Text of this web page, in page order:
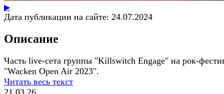
▶
Дата публикации на сайте: 24.07.2024
Описание
Часть live-сета группы "Killswitch Engage" на рок-
"Wacken Open Air 2023".
Читать весь текст
21.03.26